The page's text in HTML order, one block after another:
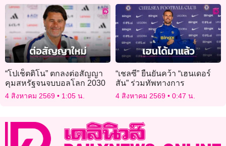
“โปเช็ตติโน” ตกลงต่อสัญญา
คุมสหรัฐจนจบบอลโลก 2030
4 สิงหาคม 2569 1:05 น.
“เชลซี” ยืนยันคว้า “เฮนเดอร์
สัน” ร่วมทัพทางการ
4 สิงหาคม 2569 0:47 น.